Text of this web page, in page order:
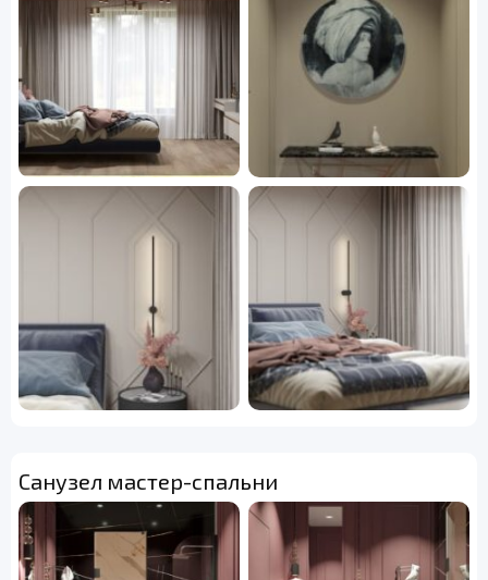
Санузел мастер-спальни